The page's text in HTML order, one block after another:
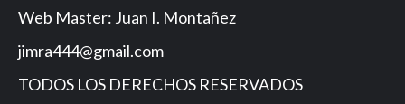
Web Master: Juan I. Montañez
jimra444@gmail.com
TODOS LOS DERECHOS RESERVADOS